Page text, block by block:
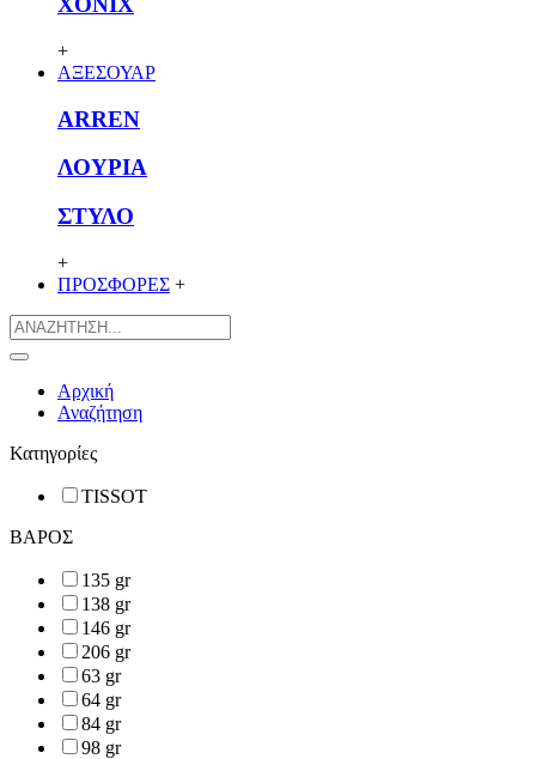
+
ΑΞΕΣΟΥΑΡ
ARREN
ΛΟΥΡΙΑ
ΣΤΥΛΟ
+
ΠΡΟΣΦΟΡΕΣ +
Αρχική
Αναζήτηση
Κατηγορίες
TISSOT
ΒΑΡΟΣ
135 gr
138 gr
146 gr
206 gr
63 gr
64 gr
84 gr
98 gr